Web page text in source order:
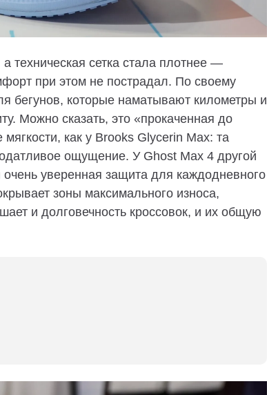
техническая сетка стала плотнее —
при этом не пострадал. По своему
бегунов, которые наматывают километры и
Можно сказать, это «прокаченная до
как у Brooks Glycerin Max: та
ощущение. У Ghost Max 4 другой
уверенная защита для каждодневного
зоны максимального износа,
и долговечность кроссовок, и их общую